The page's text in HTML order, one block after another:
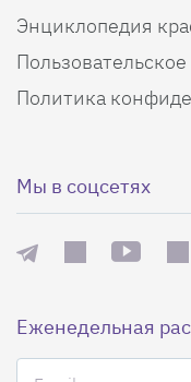
Энциклопедия
Политика
Мы в соцсетях
Еженедельная